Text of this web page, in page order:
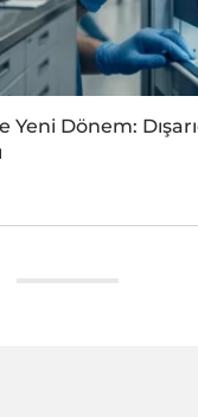
Yeni Dönem: